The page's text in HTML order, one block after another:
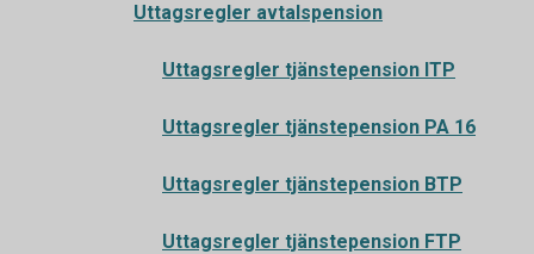
Uttagsregler avtalspension
Uttagsregler tjänstepension ITP
Uttagsregler tjänstepension PA 16
Uttagsregler tjänstepension BTP
Uttagsregler tjänstepension FTP